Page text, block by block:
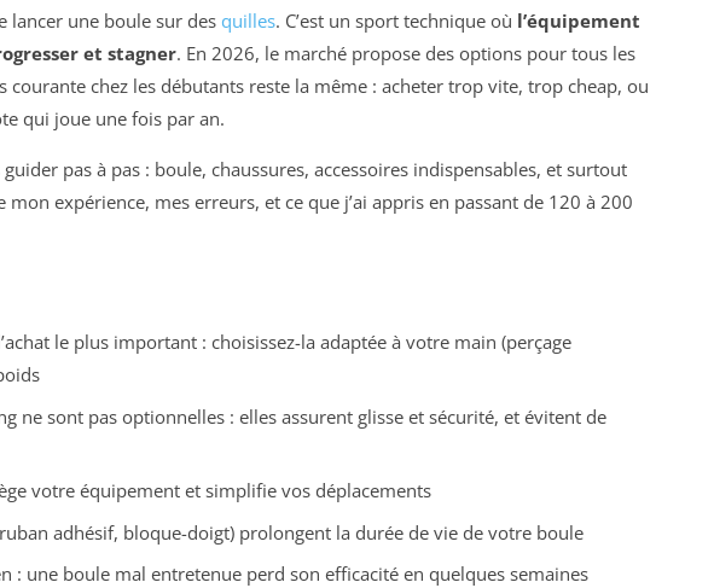
lancer une boule sur des quilles. C’est un sport technique où l’équipement
et stagner. En 2026, le marché propose des options pour tous les
courante chez les débutants reste la même : acheter trop vite, trop cheap, ou
qui joue une fois par an.
pas à pas : boule, chaussures, accessoires indispensables, et surtout
mon expérience, mes erreurs, et ce que j’ai appris en passant de 120 à 200
le plus important : choisissez-la adaptée à votre main (perçage
ne sont pas optionnelles : elles assurent glisse et sécurité, et évitent de
votre équipement et simplifie vos déplacements
adhésif, bloque-doigt) prolongent la durée de vie de votre boule
: une boule mal entretenue perd son efficacité en quelques semaines